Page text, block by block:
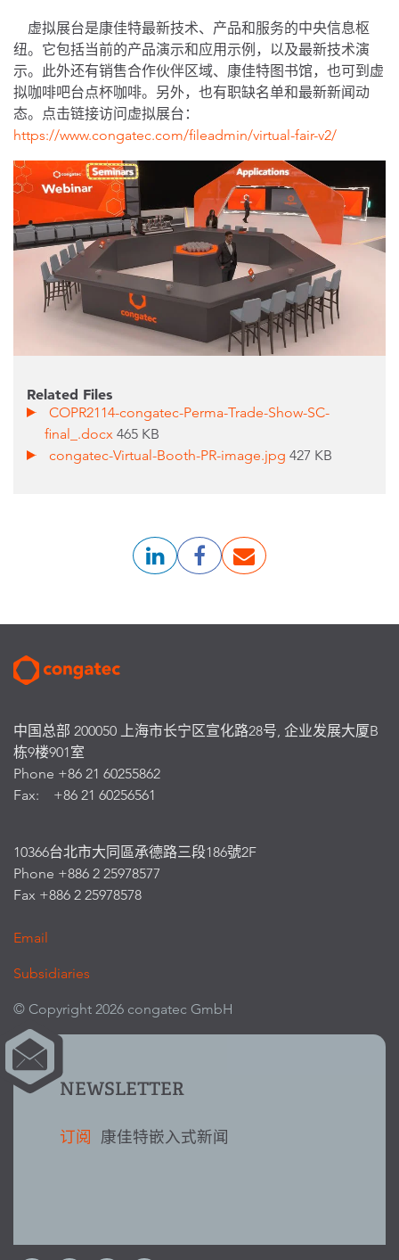
虚拟展台是康佳特最新技术、产品和服务的中央信息枢
纽。它包括当前的产品演示和应用示例，以及最新技术演
示。此外还有销售合作伙伴区域、康佳特图书馆，也可到虚
拟咖啡吧台点杯咖啡。另外，也有职缺名单和最新新闻动
态。点击链接访问虚拟展台：
https://www.congatec.com/fileadmin/virtual-fair-v2/
Related Files
COPR2114-congatec-Perma-Trade-Show-SC-
final_.docx 465 KB
congatec-Virtual-Booth-PR-image.jpg427 KB
中国总部 200050 上海市长宁区宣化路28号, 企业发展大厦B
栋9楼901室
Phone +86 21 60255862
Fax: +86 21 60256561
10366台北市大同區承德路三段186號2F
Phone +886 2 25978577
Fax +886 2 25978578
Email
Subsidiaries
© Copyright 2026 congatec GmbH
NEWSLETTER
订阅 康佳特嵌入式新闻